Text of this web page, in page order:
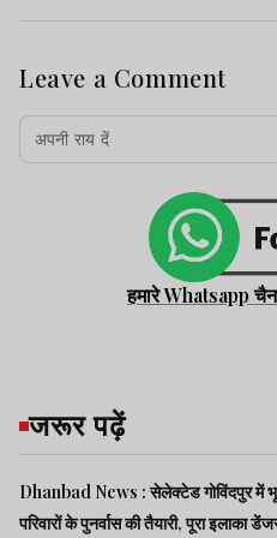
Leave a Comment
हमारे Whatsapp
जरूर पढ़ें
Dhanbad News : सेलेक्टेड गोविंदपुर में
परिवारों के पुनर्वास की तैयारी, पूरा इलाका